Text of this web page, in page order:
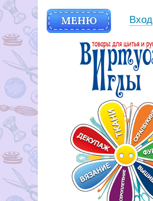
МЕНЮ Вход